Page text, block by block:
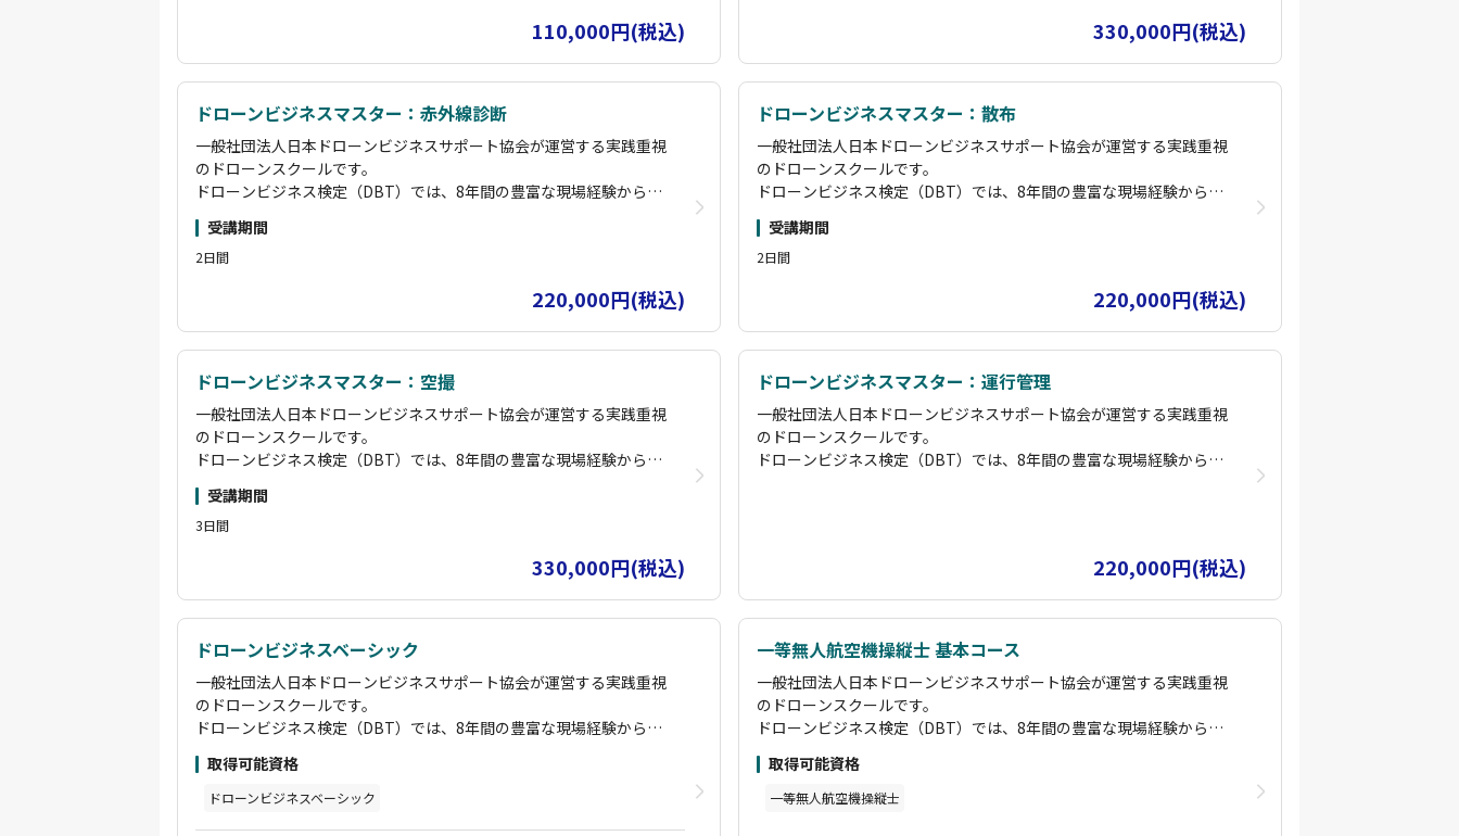
場を活用した実践的な講習も実施していますので、お気軽にご相談く
また、卒業後はオンラインサロン「ビービズ」に参加することで継続
学習をサポートし、長期的な成長を後押しいたします。
「海洋ごみ移送 ドローン」「空飛ぶクルマ 能登」で検索してみてく
ださい。弊社がドローンの最先端の一翼を担わさせていただいている
状況をご覧いただければと思います。
110,000円(税込)
場を活用した実践的な講習も実施していますので、お気軽にご相談く
また、卒業後はオンラインサロン「ビービズ」に参加することで継続
学習をサポートし、長期的な成長を後押しいたします。
「海洋ごみ移送 ドローン」「空飛ぶクルマ 能登」で検索してみてく
ださい。弊社がドローンの最先端の一翼を担わさせていただいている
状況をご覧いただければと思います。
330,000円(税込)
ドローンビジネスマスター：赤外線診断
一般社団法人日本ドローンビジネスサポート協会が運営する実践重視
のドローンスクールです。
ドローンビジネス検定（DBT）では、8年間の豊富な現場経験から構
築したオリジナルカリキュラムにより、即戦力となる実務スキルを習
得できます。
基礎コースから空撮・測量・散布・赤外線診断・運航管理・減災・コ
らプロのドローンパイロットまで、段階的にスキルアップが可能で
す。
国土交通省認定の講習管理団体として、基礎コース修了者は国家資格
講習で「経験者」扱いとなります。
その他にも、企業のニーズに応じたカスタムコースや、実際の災害現
場を活用した実践的な講習も実施していますので、お気軽にご相談く
ださい。
また、卒業後はオンラインサロン「ビービズ」に参加することで継続
学習をサポートし、長期的な成長を後押しいたします。
「海洋ごみ移送 ドローン」「空飛ぶクルマ 能登」で検索してみてく
ださい。弊社がドローンの最先端の一翼を担わさせていただいている
受講期間
2日間
220,000円(税込)
ドローンビジネスマスター：散布
一般社団法人日本ドローンビジネスサポート協会が運営する実践重視
のドローンスクールです。
ドローンビジネス検定（DBT）では、8年間の豊富な現場経験から構
築したオリジナルカリキュラムにより、即戦力となる実務スキルを習
得できます。
基礎コースから空撮・測量・散布・赤外線診断・運航管理・減災・コ
らプロのドローンパイロットまで、段階的にスキルアップが可能で
す。
国土交通省認定の講習管理団体として、基礎コース修了者は国家資格
講習で「経験者」扱いとなります。
その他にも、企業のニーズに応じたカスタムコースや、実際の災害現
場を活用した実践的な講習も実施していますので、お気軽にご相談く
ださい。
また、卒業後はオンラインサロン「ビービズ」に参加することで継続
受講期間
2日間
220,000円(税込)
ドローンビジネスマスター：空撮
一般社団法人日本ドローンビジネスサポート協会が運営する実践重視
のドローンスクールです。
ドローンビジネス検定（DBT）では、8年間の豊富な現場経験から構
築したオリジナルカリキュラムにより、即戦力となる実務スキルを習
得できます。
基礎コースから空撮・測量・散布・赤外線診断・運航管理・減災・コ
らプロのドローンパイロットまで、段階的にスキルアップが可能で
す。
国土交通省認定の講習管理団体として、基礎コース修了者は国家資格
講習で「経験者」扱いとなります。
その他にも、企業のニーズに応じたカスタムコースや、実際の災害現
場を活用した実践的な講習も実施していますので、お気軽にご相談く
ださい。
また、卒業後はオンラインサロン「ビービズ」に参加することで継続
学習をサポートし、長期的な成長を後押しいたします。
「海洋ごみ移送 ドローン」「空飛ぶクルマ 能登」で検索してみてく
ださい。弊社がドローンの最先端の一翼を担わさせていただいている
状況をご覧いただければと思います。
受講期間
3日間
330,000円(税込)
ドローンビジネスマスター：運行管理
一般社団法人日本ドローンビジネスサポート協会が運営する実践重視
のドローンスクールです。
ドローンビジネス検定（DBT）では、8年間の豊富な現場経験から構
らプロのドローンパイロットまで、段階的にスキルアップが可能で
す。
国土交通省認定の講習管理団体として、基礎コース修了者は国家資格
講習で「経験者」扱いとなります。
その他にも、企業のニーズに応じたカスタムコースや、実際の災害現
場を活用した実践的な講習も実施していますので、お気軽にご相談く
ださい。
また、卒業後はオンラインサロン「ビービズ」に参加することで継続
学習をサポートし、長期的な成長を後押しいたします。
「海洋ごみ移送 ドローン」「空飛ぶクルマ 能登」で検索してみてく
ださい。弊社がドローンの最先端の一翼を担わさせていただいている
220,000円(税込)
ドローンビジネスベーシック
一般社団法人日本ドローンビジネスサポート協会が運営する実践重視
のドローンスクールです。
ドローンビジネス検定（DBT）では、8年間の豊富な現場経験から構
築したオリジナルカリキュラムにより、即戦力となる実務スキルを習
得できます。
基礎コースから空撮・測量・散布・赤外線診断・運航管理・減災・コ
取得可能資格
ドローンビジネスベーシック
一等無人航空機操縦士 基本コース
一般社団法人日本ドローンビジネスサポート協会が運営する実践重視
のドローンスクールです。
ドローンビジネス検定（DBT）では、8年間の豊富な現場経験から構
築したオリジナルカリキュラムにより、即戦力となる実務スキルを習
得できます。
基礎コースから空撮・測量・散布・赤外線診断・運航管理・減災・コ
取得可能資格
一等無人航空機操縦士